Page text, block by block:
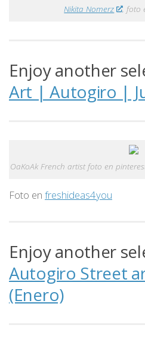
Nikita Nomerz . foto
Enjoy another
Art | Autogiro |
OaKoAk French artist foto en
Foto en freshideas4you
Enjoy another
Autogiro Street
(Enero)